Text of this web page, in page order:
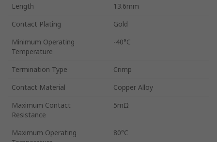
Length
13.6mm
Contact Plating
Gold
Minimum Operating
Temperature
-40°C
Termination Type
Crimp
Contact Material
Copper Alloy
Maximum Contact
Resistance
5mΩ
Maximum Operating
80°C